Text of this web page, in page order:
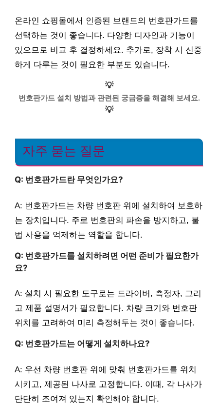
온라인 쇼핑몰에서 인증된 브랜드의 번호판가드를
선택하는 것이 좋습니다. 다양한 디자인과 기능이
있으므로 비교 후 결정하세요. 추가로, 장착 시 신중
하게 다루는 것이 필요한 부분도 있습니다.
💡
번호판가드 설치 방법과 관련된 궁금증을 해결해 보세요.
💡
자주 묻는 질문
Q: 번호판가드란 무엇인가요?
A: 번호판가드는 차량 번호판 위에 설치하여 보호하
는 장치입니다. 주로 번호판의 파손을 방지하고, 불
법 사용을 억제하는 역할을 합니다.
Q: 번호판가드를 설치하려면 어떤 준비가 필요한가
요?
A: 설치 시 필요한 도구로는 드라이버, 측정자, 그리
고 제품 설명서가 필요합니다. 차량 크기와 번호판
위치를 고려하여 미리 측정해두는 것이 좋습니다.
Q: 번호판가드는 어떻게 설치하나요?
A: 우선 차량 번호판 위에 맞춰 번호판가드를 위치
시키고, 제공된 나사로 고정합니다. 이때, 각 나사가
단단히 조여져 있는지 확인해야 합니다.